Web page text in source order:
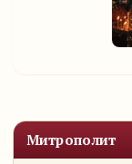
Митрополит